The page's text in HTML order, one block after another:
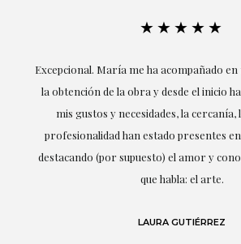
★★★★★
Excepcional. María me ha acompañado
la obtención de la obra y desde el inicio
mis gustos y necesidades, la cercanía,
profesionalidad han estado presentes
destacando (por supuesto) el amor y
que habla: el arte.
LAURA GUTIÉRREZ